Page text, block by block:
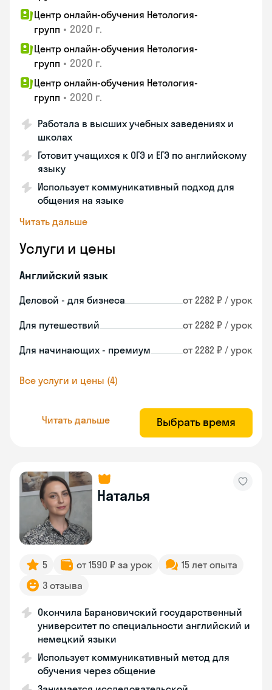
Центр онлайн-обучения Нетология-
групп • 2020 г.
Центр онлайн-обучения Нетология-
групп • 2020 г.
Центр онлайн-обучения Нетология-
групп • 2020 г.
Работала в высших учебных заведениях и
школах
Готовит учащихся к ОГЭ и ЕГЭ по английскому
языку
Использует коммуникативный подход для
общения на языке
Читать дальше
Услуги и цены
Английский язык
Деловой - для бизнеса от 2282 ₽ / урок
Для путешествий от 2282 ₽ / урок
Для начинающих - премиум от 2282 ₽ / урок
Все услуги и цены (4)
Читать дальше Выбрать время
Наталья
5 от 1590 ₽ за урок
15 лет опыта
3 отзыва
Окончила Барановичский государственный
университет по специальности английский и
немецкий языки
Использует коммуникативный метод для
обучения через общение